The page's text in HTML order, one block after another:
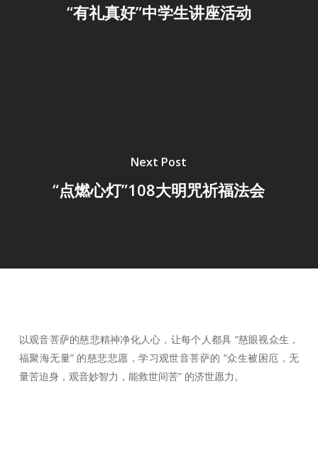
“有礼真好”中学生讲座活动
Next Post
“点燃心灯”108大明咒祈福法会
以观音菩萨的慈悲精神净化人心，让每个人都具 “慈眼视众生，
福聚海无量” 的慈悲悲愿，学习观世音菩萨的 “众生被困厄，无
量苦迫身，观音妙智力，能救世间苦” 的济世愿力。